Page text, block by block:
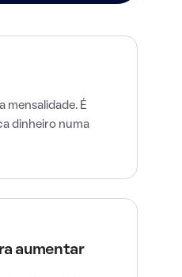
mensalidade. É
dinheiro numa
aumentar